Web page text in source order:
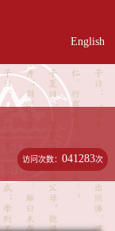
English
访问次数：041283次